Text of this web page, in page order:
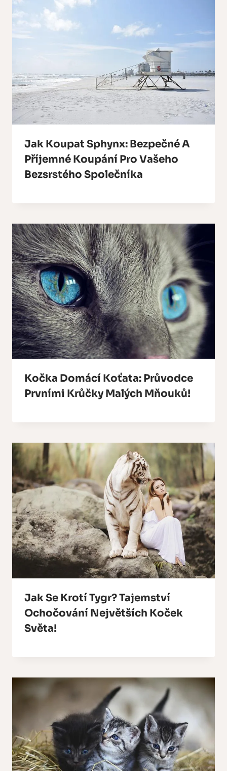
Jak Koupat Sphynx: Bezpečné A
Příjemné Koupání Pro Vašeho
Bezsrstého Společníka
Kočka Domácí Koťata: Průvodce
Prvními Krůčky Malých Mňouků!
Jak Se Krotí Tygr? Tajemství
Ochočování Největších Koček
Světa!